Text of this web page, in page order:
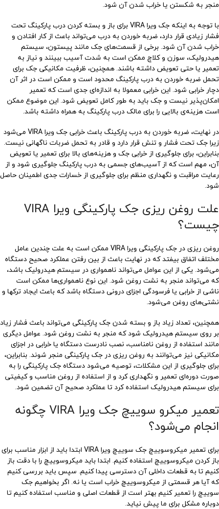
منجر به شکستن یا خراب شدن آن شود.
با توجه به اینکه جک ویرا VIRA برای باز و بسته کردن درب پارکینگ تحت
فشار زیادی قرار دارد، ضربه خوردن به درب می‌تواند باعث از کار افتادن و
خراب شدن آن شود. برخی از قسمت‌های جک مانند پیستون، سیستم
هیدرولیک، سوزن و کلاچ ممکن است به شدت آسیب ببینند و نیاز به
تعمیر یا حتی تعویض داشته باشند. همچنین، ظرفیت مکانیکی جک برای
تحمل ضربه خوردن به درب پارکینگ محدود است و ممکن است در اثر آن
دچار خرابی شود. این خرابی معمولا به اندازه‌ای جدی است که تعمیر
امکان‌پذیر نیست و جک باید به طور کامل تعویض شود. این موضوع ممکن
است هزینه‌ی بالایی را برای مالک درب پارکینگ به همراه داشته باشد.
در نهایت، ضربه خوردن به درب پارکینگ باعث خرابی جک ویرا VIRA می‌شود
زیرا جک تحت فشار و تنش قرار دارد و قادر به تحمل ضربات ناگهانی نیست.
بنابراین، برای جلوگیری از خرابی جک و هزینه‌های بالا برای تعمیر یا تعویض
آن، مهم است که از آسیب‌های جسمی به درب پارکینگ جلوگیری شود و از
رعایت مراقبت و نگهداری منظم برای جلوگیری از خسارات جدی اطمینان حاصل
شود.
علت روغن ریزی جک پارکینگی ویرا VIRA
چیست؟
روغن ریزی در جک پارکینگی ویرا VIRA ممکن است به علت چندین عامل
مختلف اتفاق بیفتد که در نهایت باعث از بین رفتن عملکرد صحیح دستگاه
می‌شود. یکی از این عوامل می‌تواند ناهمواری در سیستم هیدرولیک باشد،
که می‌تواند منجر به نشت روغن شود. این نوع ناهمواری‌ها ممکن است
ناشی از خرابی یا فرسودگی اجزای درونی دستگاه باشد که باعث ایجاد ترکها و
نشتی‌های روغن می‌شود.
همچنین، تعداد زیاد باز و بسته شدن جک پارکینگی می‌تواند باعث فشار زیاد
بر روی سیستم هیدرولیک شود که منجر به نشت روغن شود. عوامل دیگری
مانند استفاده از روغن نامناسب، نصب نادرست دستگاه یا خرابی در اجزای
مکانیکی نیز می‌توانند به روغن ریزی در جک پارکینگی منجر شوند. بنابراین،
برای جلوگیری از این مشکلات، توصیه می‌شود دستگاه جک پارکینگی را به
صورت دوره‌ای تعمیر و نگهداری کرد و از استفاده از روغن مناسب و کیفیتی
برای سیستم هیدرولیک استفاده کرد تا عملکرد صحیح آن تضمین شود.
تعمیر میکرو سوییچ جک ویرا VIRA چگونه
انجام می‌شود؟
برای تعمیر میکروسوییچ جک سوییچ ویرا VIRA ابتدا باید از ابزار مناسب برای
باز کردن میکروسوییچ استفاده کنیم. ابتدا باید میکروسوییچ را با دقت باز
کنیم تا به قطعات داخلی آن دسترسی پیدا کنیم. سپس باید بررسی کنیم
که آیا هر قسمتی از میکروسوییچ خراب است یا نه. اگر بخواهیم جک
سوییچ را تعمیر کنیم بهتر است از قطعات اصلی و مناسب استفاده کنیم تا
دوباره مشکل برای ما پیش نیاید.